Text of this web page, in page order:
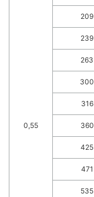
0,55
209
239
263
300
316
360
425
471
535